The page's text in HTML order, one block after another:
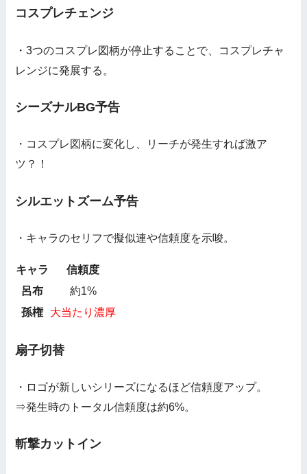
コスプレチェンジ
・3つのコスプレ図柄が停止することで、コスプレチャ
レンジに発展する。
シーズナルBG予告
・コスプレ図柄に変化し、リーチが発生すれば激ア
ツ？！
シルエットズーム予告
・キャラのセリフで擬似連や信頼度を示唆。
キャラ
信頼度
呂布
約1%
孫権
大当たり濃厚
扇子切替
・ロゴが新しいシリーズになるほど信頼度アップ。
⇒発生時のトータル信頼度は約6%。
斬撃カットイン